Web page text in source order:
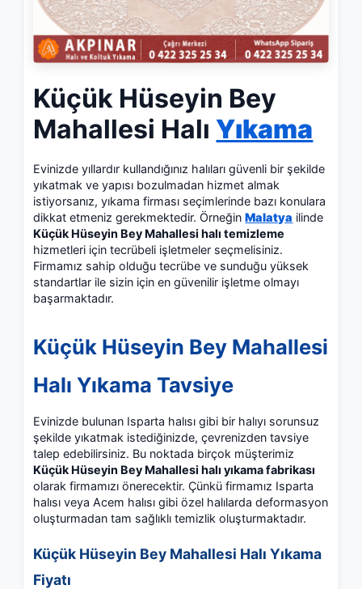
Küçük Hüseyin Bey
Mahallesi HalıYıkama
Evinizde yıllardır kullandığınız halıları güvenli bir şekilde
yıkatmak ve yapısı bozulmadan hizmet almak
istiyorsanız, yıkama firması seçimlerinde bazı konulara
dikkat etmeniz gerekmektedir. ÖrneğinMalatya ilinde
Küçük Hüseyin Bey Mahallesi halı temizleme
hizmetleri için tecrübeli işletmeler seçmelisiniz.
Firmamız sahip olduğu tecrübe ve sunduğu yüksek
standartlar ile sizin için en güvenilir işletme olmayı
başarmaktadır.
Küçük Hüseyin Bey Mahallesi
Halı Yıkama Tavsiye
Evinizde bulunan Isparta halısı gibi bir halıyı sorunsuz
şekilde yıkatmak istediğinizde, çevrenizden tavsiye
talep edebilirsiniz. Bu noktada birçok müşterimiz
Küçük Hüseyin Bey Mahallesi halı yıkama fabrikası
olarak firmamızı önerecektir. Çünkü firmamız Isparta
halısı veya Acem halısı gibi özel halılarda deformasyon
oluşturmadan tam sağlıklı temizlik oluşturmaktadır.
Küçük Hüseyin Bey Mahallesi Halı Yıkama
Fiyatı